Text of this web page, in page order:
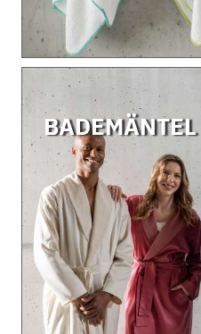
BADEMÄNTEL